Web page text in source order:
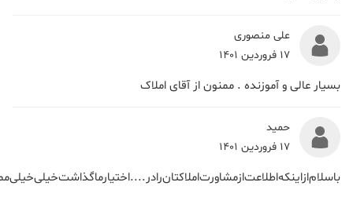
علی منصوری
17 فروردین 1401
بسیار عالی و آموزنده . ممنون از آقای املاک
حمید‌
17 فروردین 1401